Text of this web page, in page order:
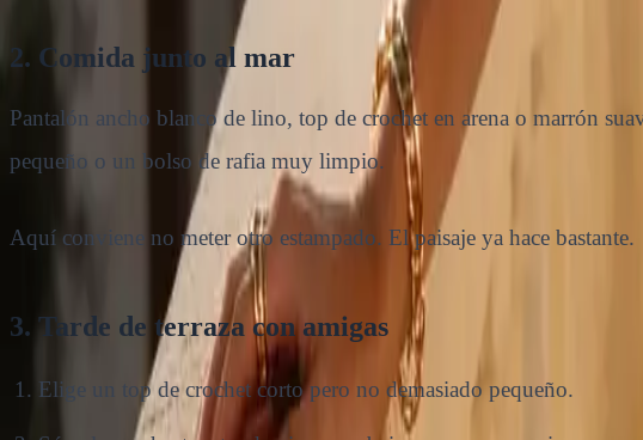
2. Comida junto al mar
Pantalón ancho blanco de lino, top de crochet en arena o marrón
pequeño o un bolso de rafia muy limpio.
Aquí conviene no meter otro estampado. El paisaje ya hace bastante.
3. Tarde de terraza con amigas
Elige un top de crochet corto pero no demasiado pequeño.